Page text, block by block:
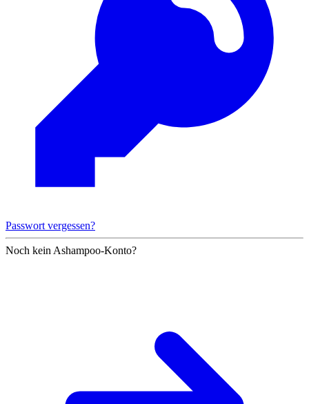
Passwort vergessen?
Noch kein Ashampoo-Konto?